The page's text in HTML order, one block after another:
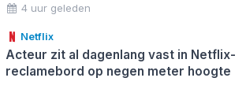
4 uur geleden
Netflix
Acteur zit al dagenlang vast in Netflix-
reclamebord op negen meter hoogte